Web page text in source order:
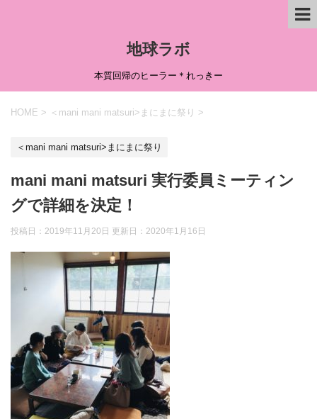
地球ラボ
本質回帰のヒーラー＊れっきー
HOME > ＜mani mani matsuri>まにまに祭り >
＜mani mani matsuri>まにまに祭り
mani mani matsuri 実行委員ミーティン
グで詳細を決定！
投稿日：2019年11月20日 更新日： 2020年1月16日